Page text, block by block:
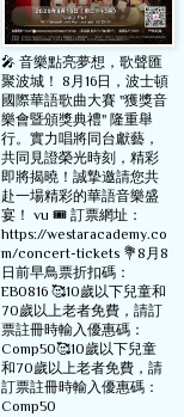
🎤 音樂點亮夢想，歌聲匯
聚波城！ 8月16日，波士頓
國際華語歌曲大賽 "獲獎音
樂會暨頒獎典禮" 隆重舉
行。實力唱將同台獻藝，
共同見證榮光時刻，精彩
即將揭曉！誠摯邀請您共
赴一場精彩的華語音樂盛
宴！ vu 🎟️ 訂票網址：
https://westaracademy.co
m/concert-tickets 💐8月8
日前早鳥票折扣碼：
EB0816 🥰10歲以下兒童和
70歲以上老者免費，請訂
票註冊時輸入優惠碼：
Comp50🥰10歲以下兒童
和70歲以上老者免費，請
訂票註冊時輸入優惠碼：
Comp50